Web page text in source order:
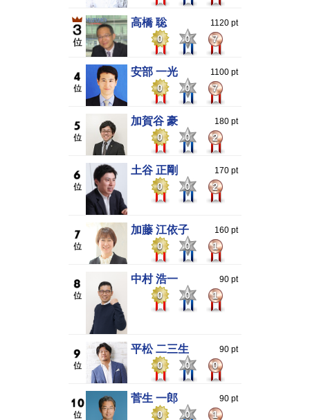
高橋 聡 1120 pt
0 0 7
安部 一光 1100 pt
0 0 7
加賀谷 豪 180 pt
0 0 2
土谷 正剛 170 pt
0 0 2
加藤 江依子 160 pt
0 0 1
中村 浩一 90 pt
0 0 1
平松 二三生 90 pt
0 0 0
菅生 一郎 90 pt
0 0 1